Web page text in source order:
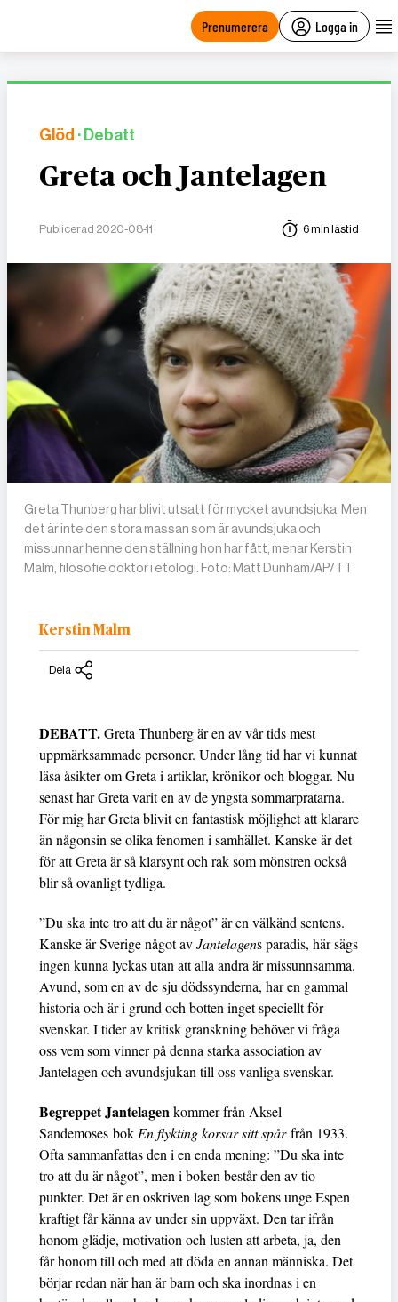
Prenumerera Logga in
Glöd · Debatt
Greta och Jantelagen
Publicerad 2020-08-11 6 min lästid
Greta Thunberg har blivit utsatt för mycket avundsjuka. Men
det är inte den stora massan som är avundsjuka och
missunnar henne den ställning hon har fått, menar Kerstin
Malm, filosofie doktor i etologi. Foto: Matt Dunham/AP/TT
Kerstin Malm
Dela
DEBATT.Greta Thunberg är en av vår tids mest
uppmärksammade personer. Under lång tid har vi kunnat
läsa åsikter om Greta i artiklar, krönikor och bloggar. Nu
senast har Greta varit en av de yngsta sommarpratarna.
För mig har Greta blivit en fantastisk möjlighet att klarare
än någonsin se olika fenomen i samhället. Kanske är det
för att Greta är så klarsynt och rak som mönstren också
blir så ovanligt tydliga.
”Du ska inte tro att du är något” är en välkänd sentens.
Kanske är Sverige något avJantelagens paradis, här sägs
ingen kunna lyckas utan att alla andra är missunnsamma.
Avund, som en av de sju dödssynderna, har en gammal
historia och är i grund och botten inget speciellt för
svenskar. I tider av kritisk granskning behöver vi fråga
oss vem som vinner på denna starka association av
Jantelagen och avundsjukan till oss vanliga svenskar.
Begreppet Jantelagenkommer från Aksel
Sandemoses bokEn flykting korsar sitt spårfrån 1933.
Ofta sammanfattas den i en enda mening: ”Du ska inte
tro att du är något”, men i boken består den av tio
punkter. Det är en oskriven lag som bokens unge Espen
kraftigt får känna av under sin uppväxt. Den tar ifrån
honom glädje, motivation och lusten att arbeta, ja, den
får honom till och med att döda en annan människa. Det
börjar redan när han är barn och ska inordnas i en